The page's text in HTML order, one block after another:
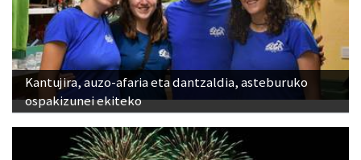
Kantujira, auzo-afaria eta dantzaldia, asteburuko
ospakizunei ekiteko